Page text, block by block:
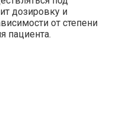
дозировку и
от степени
пациента.